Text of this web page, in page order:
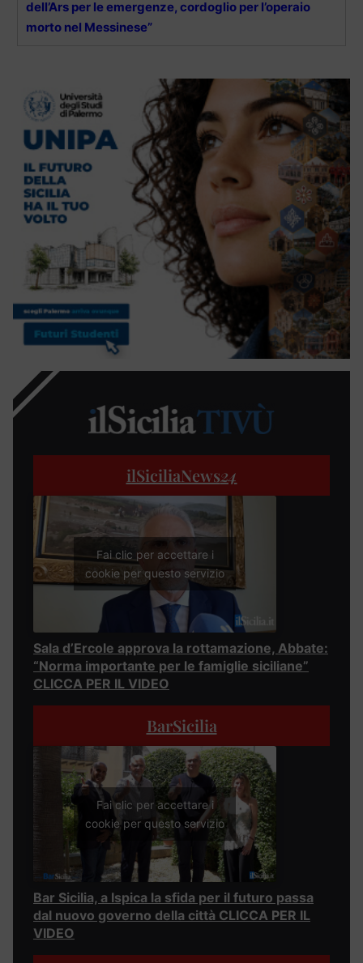
dell’Ars per le emergenze, cordoglio per l’operaio
morto nel Messinese”
ilSiciliaNews24
Fai clic per accettare i
cookie per questo servizio
Sala d’Ercole approva la rottamazione, Abbate:
“Norma importante per le famiglie siciliane”
CLICCA PER IL VIDEO
BarSicilia
Fai clic per accettare i
cookie per questo servizio
Bar Sicilia, a Ispica la sfida per il futuro passa
dal nuovo governo della città CLICCA PER IL
VIDEO